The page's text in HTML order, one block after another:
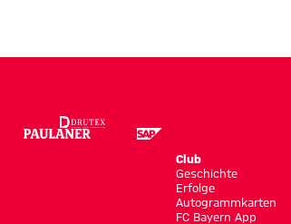
Club
Geschichte
Erfolge
Autogrammkarten
FC Bayern App